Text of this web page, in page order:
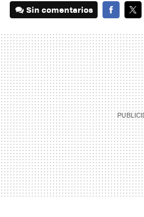
Sin comentarios